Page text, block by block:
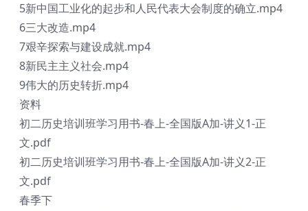
5新中国工业化的起步和人民代表大会制度的确立.mp4
6三大改造.mp4
7艰辛探索与建设成就.mp4
8新民主主义社会.mp4
9伟大的历史转折.mp4
资料
初二历史培训班学习用书-春上-全国版A加-讲义1-正
文.pdf
初二历史培训班学习用书-春上-全国版A加-讲义2-正
文.pdf
春季下